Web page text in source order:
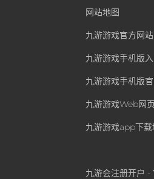
网站地图
九游游戏官方网站
九游游戏手机版
九游游戏手机版
九游游戏Web网
九游游戏app下载
九游会注册开户 -